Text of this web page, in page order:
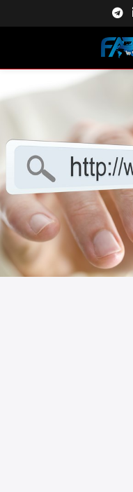
نیاز به یک وب سایت در زمینه
وب سایت اقدام به همکاری با
ارزان در اختیار آنان قرار می
سایت ارزان، از دارا بودنوب
.